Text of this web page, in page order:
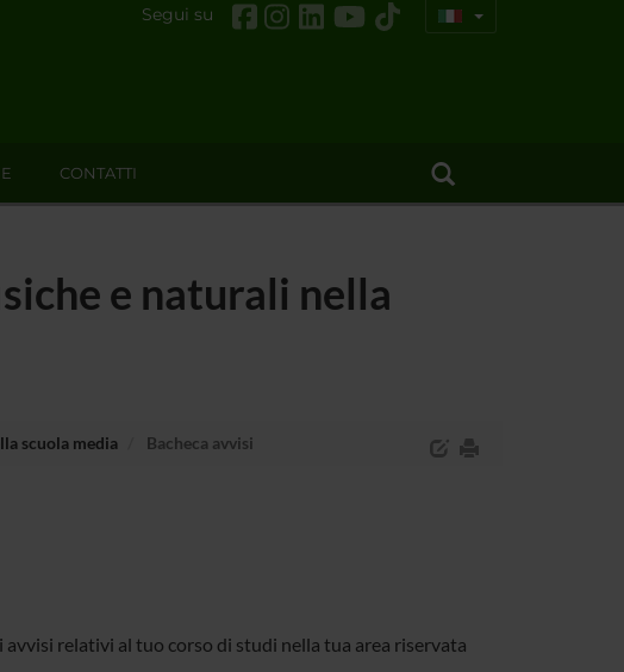
Segui su
CONTATTI
e naturali nella
scuola media Bacheca avvisi
relativi al tuo corso di studi nella tua area riservata